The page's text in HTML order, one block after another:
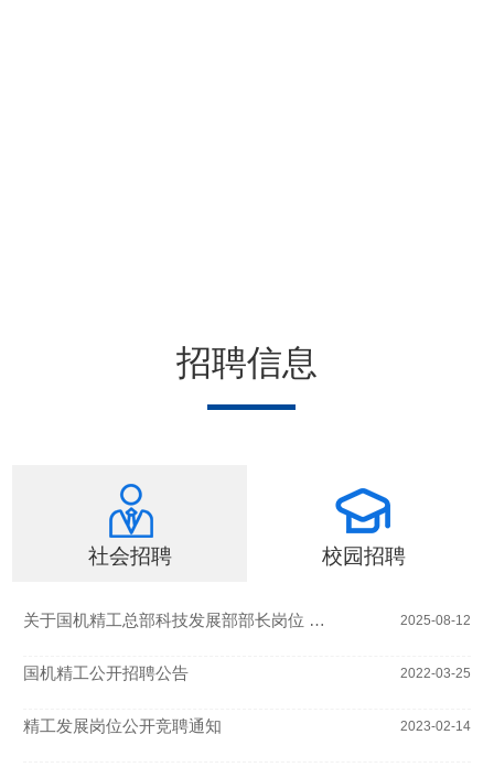
招聘信息
社会招聘 校园招聘
关于国机精工总部科技发展部部长岗位 公开竞聘的通知 2025-08-12
国机精工公开招聘公告 2022-03-25
精工发展岗位公开竞聘通知 2023-02-14